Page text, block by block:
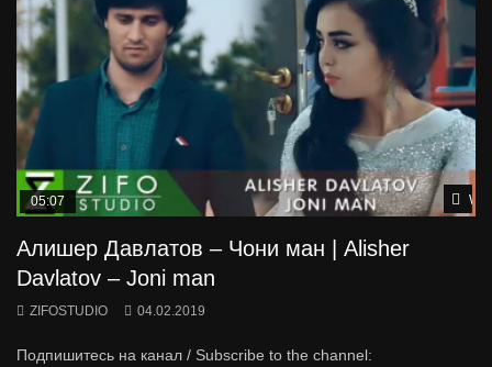
05:07
Алишер Давлатов – Чони ман | Alisher
Davlatov – Joni man
ZIFOSTUDIO 04.02.2019
Подпишитесь на канал / Subscribe to the channel: